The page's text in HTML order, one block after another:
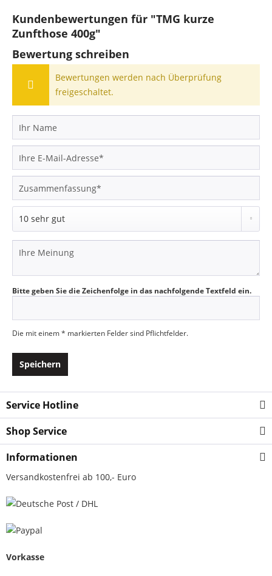
Kundenbewertungen für "TMG kurze
Zunfthose 400g"
Bewertung schreiben
Bewertungen werden nach Überprüfung
freigeschaltet.
Bitte geben Sie die Zeichenfolge in das nachfolgende Textfeld ein.
Die mit einem * markierten Felder sind Pflichtfelder.
Speichern
Service Hotline
Shop Service
Informationen
Versandkostenfrei ab 100,- Euro
Vorkasse